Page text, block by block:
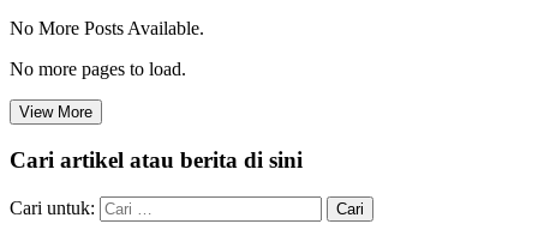
No More Posts Available.
No more pages to load.
View More
Cari artikel atau berita di sini
Cari untuk: